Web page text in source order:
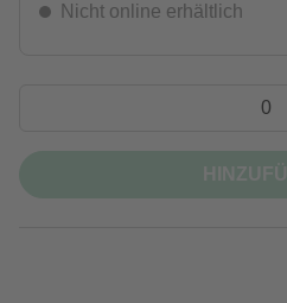
Nicht online erhältlich